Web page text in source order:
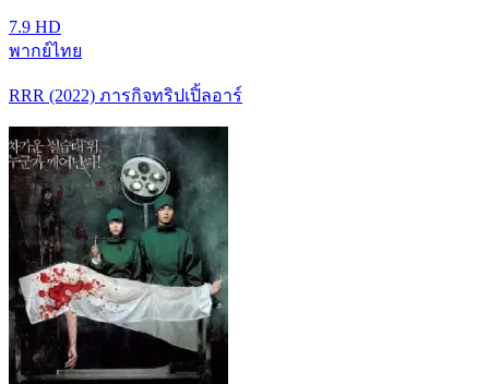
7.9 HD
พากย์ไทย
RRR (2022) ภารกิจทริปเปิ้ลอาร์